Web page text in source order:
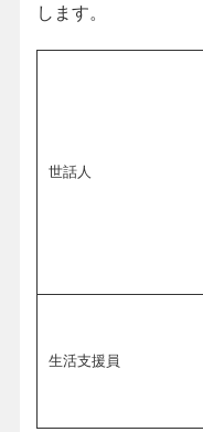
します。
世話人
生活支援員